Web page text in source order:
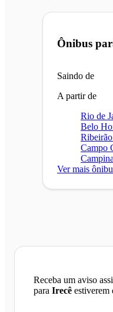
Ônibus
Saindo de
A partir de
Rio de
Belo
Campo
Ver mais
Receba um aviso
para Irecê estiverem